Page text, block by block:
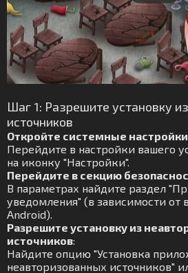
Шаг 1: Разрешите установку
источников
Откройте системные настройки
Перейдите в настройки вашего
на иконку "Настройки".
Перейдите в секцию
В параметрах найдите раздел
уведомления" (в зависимости от
Android).
Разрешите установку из
источников:
Найдите опцию "Установка
неавторизованных источников"